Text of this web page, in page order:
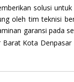
solusi
oleh tim teknisi
garansi pada
Barat Kota